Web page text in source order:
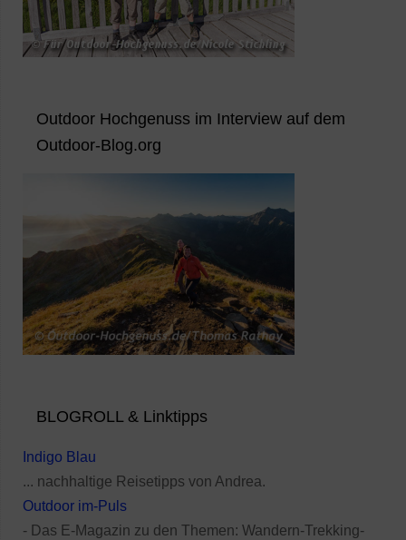
Outdoor Hochgenuss im Interview auf dem
Outdoor-Blog.org
BLOGROLL & Linktipps
Indigo Blau
... nachhaltige Reisetipps von Andrea.
Outdoor im-Puls
- Das E-Magazin zu den Themen: Wandern-Trekking-